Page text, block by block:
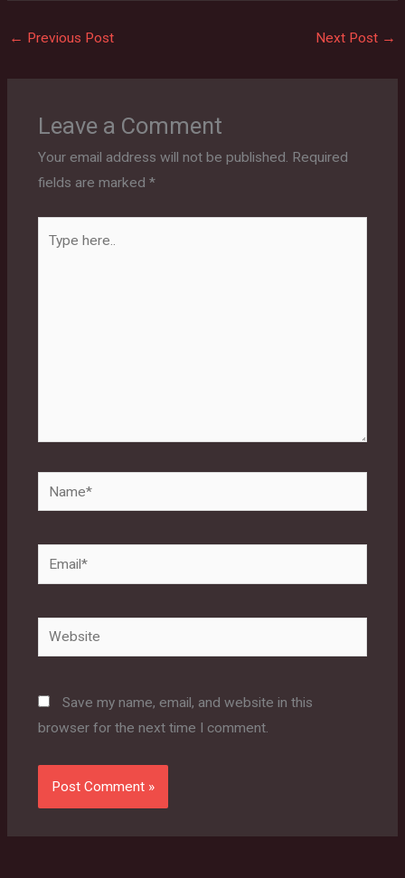
← Previous Post Next Post →
Leave a Comment
Your email address will not be published. Required
fields are marked *
Name*
Email*
Website
Save my name, email, and website in this
browser for the next time I comment.